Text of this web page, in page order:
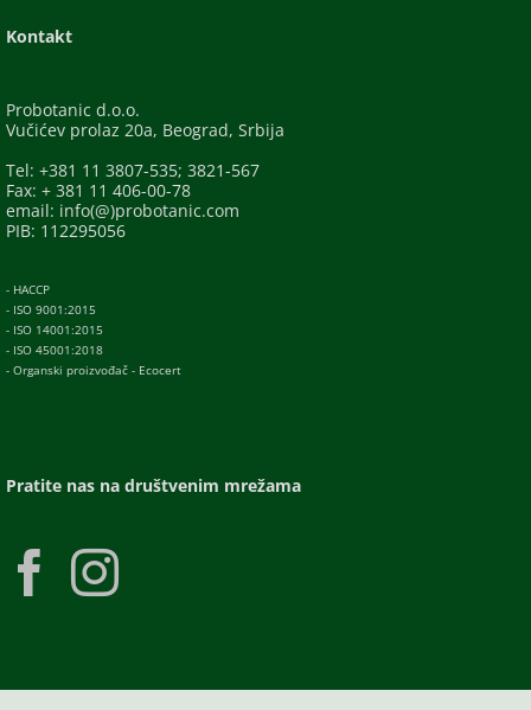
Kontakt
Probotanic d.o.o.
Vučićev prolaz 20a, Beograd, Srbija
Tel: +381 11 3807-535; 3821-567
Fax: + 381 11 406-00-78
email: info(@)probotanic.com
PIB: 112295056
- HACCP
- ISO 9001:2015
- ISO 14001:2015
- ISO 45001:2018
- Organski proizvođač - Ecocert
Pratite nas na društvenim mrežama